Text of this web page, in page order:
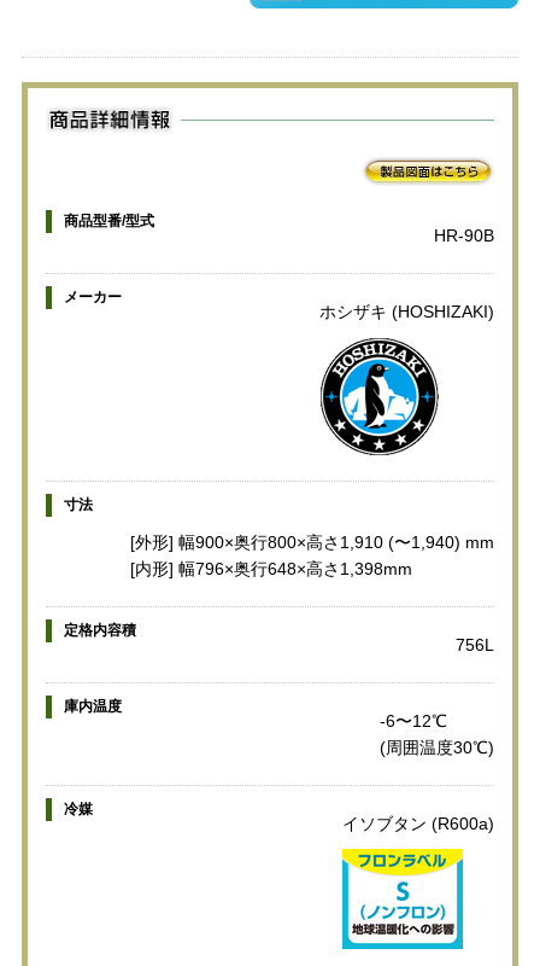
商品型番/型式
HR-90B
メーカー
ホシザキ (HOSHIZAKI)
寸法
[外形] 幅900×奥行800×高さ1,910 (〜1,940) mm
[内形] 幅796×奥行648×高さ1,398mm
定格内容積
756L
庫内温度
-6〜12℃
(周囲温度30℃)
冷媒
イソブタン (R600a)